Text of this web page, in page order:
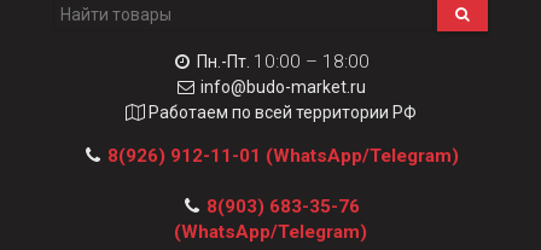
Пн.-Пт. 10:00 – 18:00
info@budo-market.ru
Работаем по всей территории РФ
8(926) 912-11-01 (WhatsApp/Telegram)
8(903) 683-35-76
(WhatsApp/Telegram)